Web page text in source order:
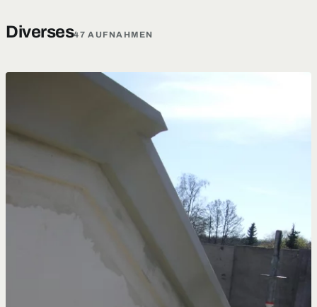
Diverses47 AUFNAHMEN